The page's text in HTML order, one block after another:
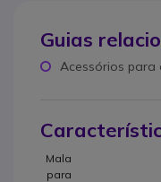
Guias
Acessórios para
Mala
para